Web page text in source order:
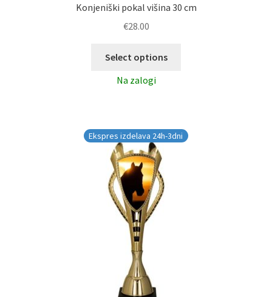
Konjeniški pokal višina 30 cm
€28.00
Select options
Na zalogi
Ekspres izdelava 24h-3dni